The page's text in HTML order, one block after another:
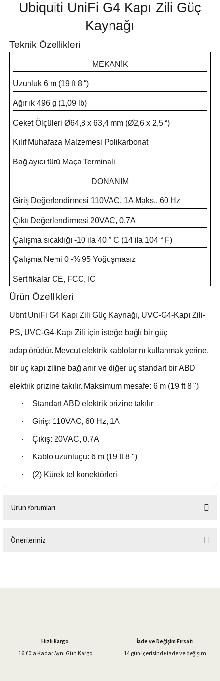
Ubiquiti UniFi G4 Kapı Zili Güç
Kaynağı
Teknik Özellikleri
MEKANİK
Uzunluk6 m (19 ft 8 “)
Ağırlık496 g (1,09 lb)
Ceket Ölçüleri Ø64,8 x 63,4 mm (Ø2,6 x 2,5 “)
Kılıf Muhafaza Malzemesi Polikarbonat
Bağlayıcı türü Maça Terminali
DONANIM
Giriş Değerlendirmesi 110VAC, 1A Maks., 60 Hz
Çıktı Değerlendirmesi 20VAC, 0,7A
Çalışma sıcaklığı -10 ila 40 ° C (14 ila 104 ° F)
Çalışma Nemi 0 -% 95 Yoğuşmasız
Sertifikalar CE, FCC, IC
Ürün Özellikleri
Ubnt UniFi G4 Kapı Zili Güç Kaynağı, UVC-G4-Kapı Zili-
PS, UVC-G4-Kapı Zili için isteğe bağlı bir güç
adaptörüdür. Mevcut elektrik kablolarını kullanmak yerine,
bir uç kapı ziline bağlanır ve diğer uç standart bir ABD
elektrik prizine takılır. Maksimum mesafe: 6 m (19 ft 8 ")
· Standart ABD elektrik prizine takılır
· Giriş: 110VAC, 60 Hz, 1A
· Çıkış: 20VAC, 0.7A
· Kablo uzunluğu: 6 m (19 ft 8 ")
· (2) Kürek tel konektörleri
Ürün Yorumları
Önerileriniz
Ürün bilgilerinde hatalar bulunuyor.
Hızlı Kargo
16.00'a Kadar Aynı Gün Kargo
İade ve Değişim Fırsatı
14 gün içerisinde iade ve değişim